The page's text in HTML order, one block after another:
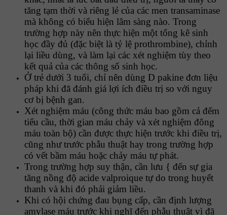
tăng tạm thời và riêng lẻ của các men transaminase
mà không có biểu hiện lâm sàng nào. Trong
trường hợp này nên thực hiện một tổng kê sinh
học đầy đủ (đặc biệt là tỷ lệ prothrombine), chỉnh
lại liều dùng, và làm lại các xét nghiệm tùy theo
kết quả của các thông số sinh học.
Ở trẻ dưới 3 tuổi, chỉ nên dùng D pakine đơn liệu
pháp khi đã đánh giá lợi ích điều trị so với nguy
cơ bị bệnh gan.
Xét nghiệm máu (công thức máu bao gồm cả đếm
tiểu cầu, thời gian máu chảy và xét nghiệm đông
máu toàn bộ) cần được thực hiện trước khi điều trị,
cũng như trước phẫu thuật hay trong trường hợp
có vết bầm máu hoặc chảy máu tự phát.
Trong trường hợp suy thận, cần lưu { đến sự gia
tăng nồng độ acide valproique tự do trong huyết
thanh và khi đó phải giảm liều.
Khi có hội chứng đau bụng cấp, cần định lượng
amylase máu trước khi nghĩ đến phẫu thuật vì đã